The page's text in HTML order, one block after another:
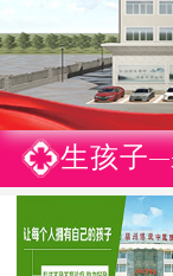
生孩子—